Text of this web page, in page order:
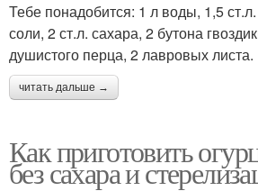
Тебе понадобится: 1 л воды, 1,5 ст.л.
соли, 2 ст.л. сахара, 2 бутона
душистого перца, 2 лавровых листа.
читать дальше →
Как приготовить
без сахара и